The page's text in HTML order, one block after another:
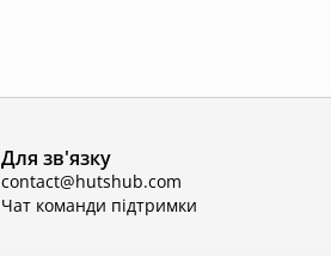
Для зв'язку
contact@hutshub.com
Чат команди підтримки